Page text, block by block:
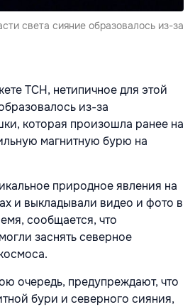
света сияние образовалось из-за
ТСН, нетипичное для этой
из-за
которая произошла ранее на
магнитную бурю на
природное явления на
и выкладывали видео и фото в
сообщается, что
заснять северное
очередь, предупреждают, что
бури и северного сияния,